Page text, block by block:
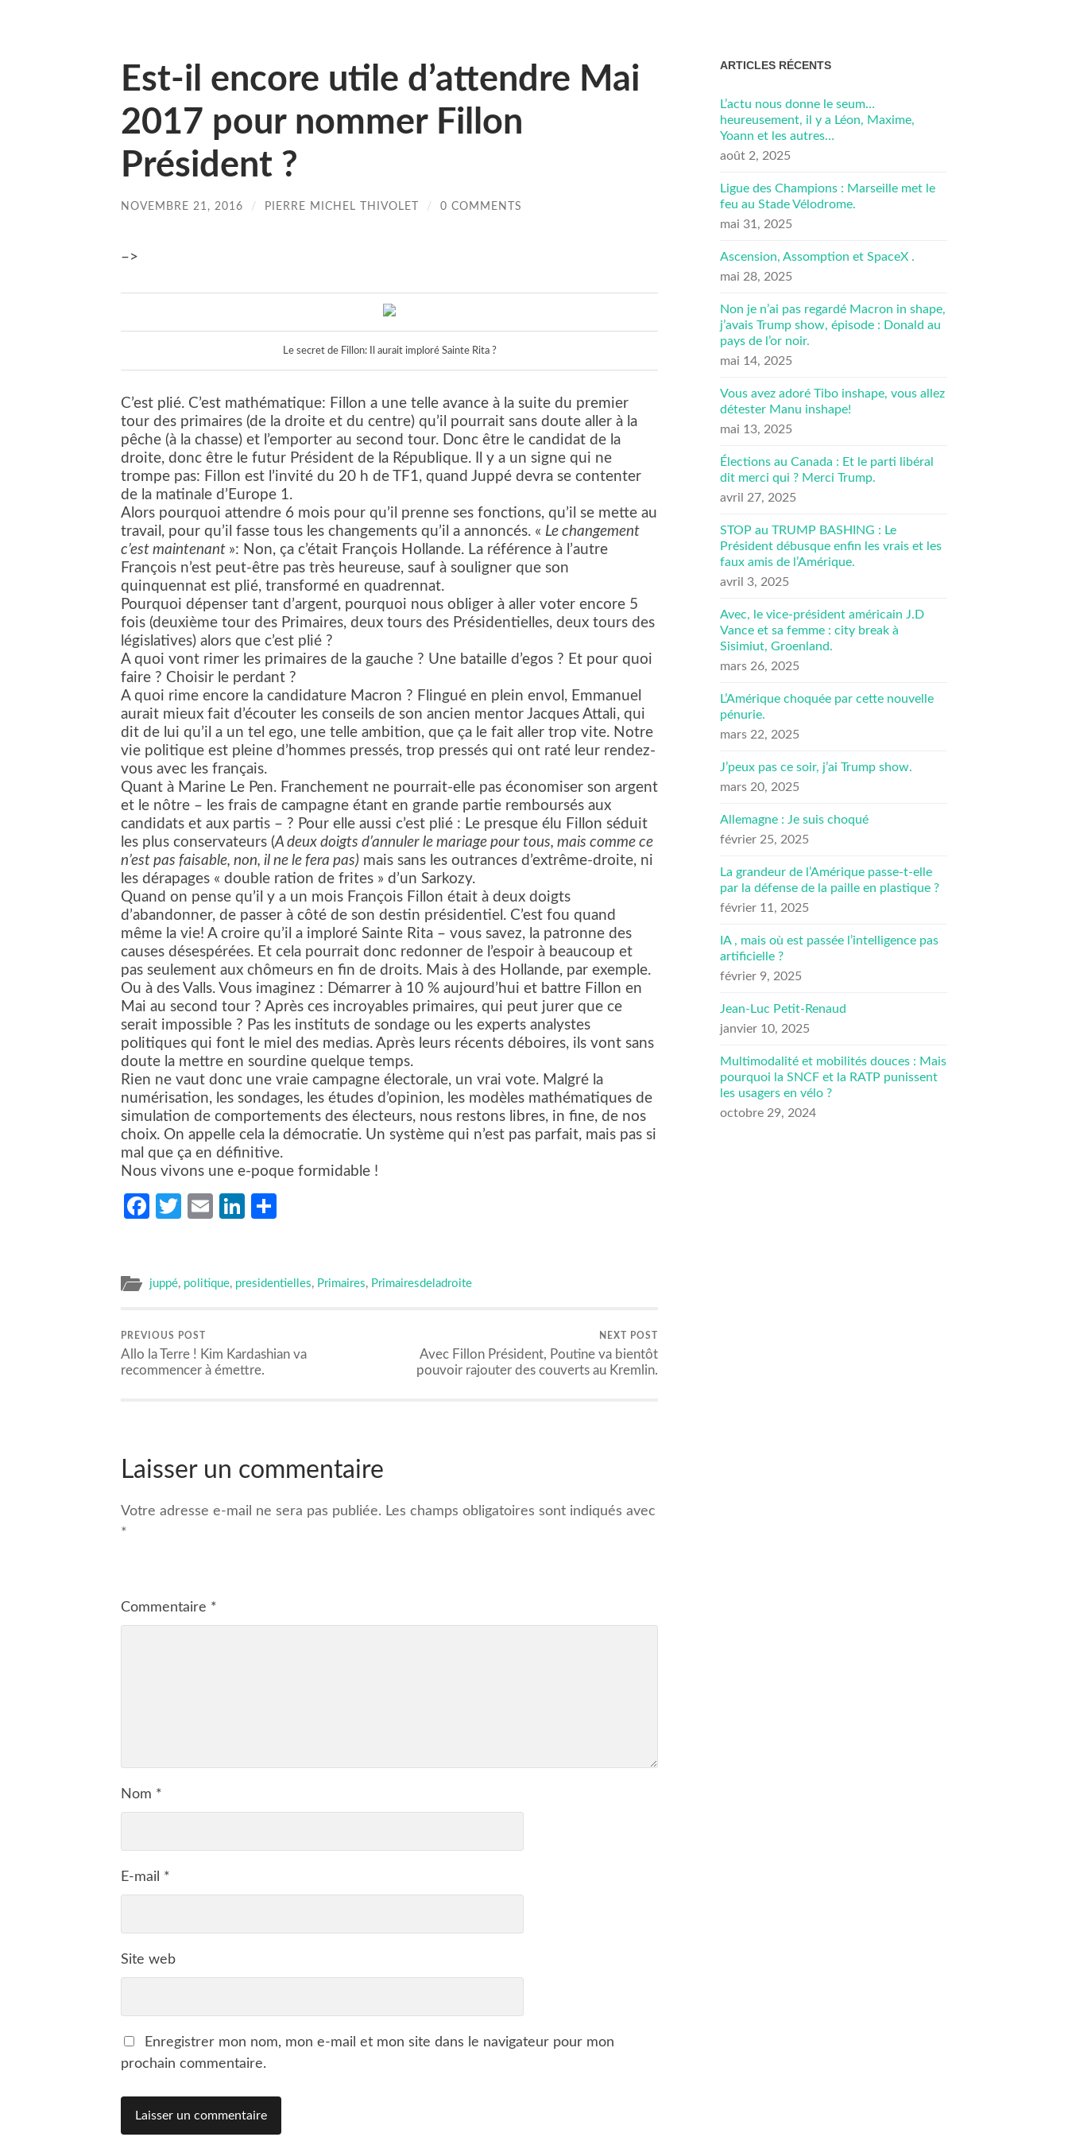
Est-il encore utile d’attendre Mai
2017 pour nommer Fillon
Président ?
NOVEMBRE 21, 2016 / PIERRE MICHEL THIVOLET / 0 COMMENTS
–>
Le secret de Fillon: Il aurait imploré Sainte Rita ?
C’est plié. C’est mathématique: Fillon a une telle avance à la suite du premier
tour des primaires (de la droite et du centre) qu’il pourrait sans doute aller à la
pêche (à la chasse) et l’emporter au second tour. Donc être le candidat de la
droite, donc être le futur Président de la République. Il y a un signe qui ne
trompe pas: Fillon est l’invité du 20 h de TF1, quand Juppé devra se contenter
de la matinale d’Europe 1.
Alors pourquoi attendre 6 mois pour qu’il prenne ses fonctions, qu’il se mette au
travail, pour qu’il fasse tous les changements qu’il a annoncés. « Le changement
c’est maintenant »: Non, ça c’était François Hollande. La référence à l’autre
François n’est peut-être pas très heureuse, sauf à souligner que son
quinquennat est plié, transformé en quadrennat.
Pourquoi dépenser tant d’argent, pourquoi nous obliger à aller voter encore 5
fois (deuxième tour des Primaires, deux tours des Présidentielles, deux tours des
législatives) alors que c’est plié ?
A quoi vont rimer les primaires de la gauche ? Une bataille d’egos ? Et pour quoi
faire ? Choisir le perdant ?
A quoi rime encore la candidature Macron ? Flingué en plein envol, Emmanuel
aurait mieux fait d’écouter les conseils de son ancien mentor Jacques Attali, qui
dit de lui qu’il a un tel ego, une telle ambition, que ça le fait aller trop vite. Notre
vie politique est pleine d’hommes pressés, trop pressés qui ont raté leur rendez-
vous avec les français.
Quant à Marine Le Pen. Franchement ne pourrait-elle pas économiser son argent
et le nôtre – les frais de campagne étant en grande partie remboursés aux
candidats et aux partis – ? Pour elle aussi c’est plié : Le presque élu Fillon séduit
les plus conservateurs (A deux doigts d’annuler le mariage pour tous, mais comme ce
n’est pas faisable, non, il ne le fera pas) mais sans les outrances d’extrême-droite, ni
les dérapages « double ration de frites » d’un Sarkozy.
Quand on pense qu’il y a un mois François Fillon était à deux doigts
d’abandonner, de passer à côté de son destin présidentiel. C’est fou quand
même la vie! A croire qu’il a imploré Sainte Rita – vous savez, la patronne des
causes désespérées. Et cela pourrait donc redonner de l’espoir à beaucoup et
pas seulement aux chômeurs en fin de droits. Mais à des Hollande, par exemple.
Ou à des Valls. Vous imaginez : Démarrer à 10 % aujourd’hui et battre Fillon en
Mai au second tour ? Après ces incroyables primaires, qui peut jurer que ce
serait impossible ? Pas les instituts de sondage ou les experts analystes
politiques qui font le miel des medias. Après leurs récents déboires, ils vont sans
doute la mettre en sourdine quelque temps.
Rien ne vaut donc une vraie campagne électorale, un vrai vote. Malgré la
numérisation, les sondages, les études d’opinion, les modèles mathématiques de
simulation de comportements des électeurs, nous restons libres, in fine, de nos
choix. On appelle cela la démocratie. Un système qui n’est pas parfait, mais pas si
mal que ça en définitive.
Nous vivons une e-poque formidable !
Facebook
Twitter
EmailLinkedIn
juppé, politique, presidentielles, Primaires, Primairesdeladroite
PREVIOUS POST
Allo la Terre ! Kim Kardashian va
recommencer à émettre.
NEXT POST
Avec Fillon Président, Poutine va bientôt
pouvoir rajouter des couverts au Kremlin.
Laisser un commentaire
Votre adresse e-mail ne sera pas publiée. Les champs obligatoires sont indiqués avec
*
Commentaire *
Nom *
E-mail *
Site web
Enregistrer mon nom, mon e-mail et mon site dans le navigateur pour mon
prochain commentaire.
ARTICLES RÉCENTS
L’actu nous donne le seum…
heureusement, il y a Léon, Maxime,
Yoann et les autres…
août 2, 2025
Ligue des Champions : Marseille met le
feu au Stade Vélodrome.
mai 31, 2025
Ascension, Assomption et SpaceX .
mai 28, 2025
Non je n’ai pas regardé Macron in shape,
j’avais Trump show, épisode : Donald au
pays de l’or noir.
mai 14, 2025
Vous avez adoré Tibo inshape, vous allez
détester Manu inshape!
mai 13, 2025
Élections au Canada : Et le parti libéral
dit merci qui ? Merci Trump.
avril 27, 2025
STOP au TRUMP BASHING : Le
Président débusque enfin les vrais et les
faux amis de l’Amérique.
avril 3, 2025
Avec, le vice-président américain J.D
Vance et sa femme : city break à
Sisimiut, Groenland.
mars 26, 2025
L’Amérique choquée par cette nouvelle
pénurie.
mars 22, 2025
J’peux pas ce soir, j’ai Trump show.
mars 20, 2025
Allemagne : Je suis choqué
février 25, 2025
La grandeur de l’Amérique passe-t-elle
par la défense de la paille en plastique ?
février 11, 2025
IA , mais où est passée l’intelligence pas
artificielle ?
février 9, 2025
Jean-Luc Petit-Renaud
janvier 10, 2025
Multimodalité et mobilités douces : Mais
pourquoi la SNCF et la RATP punissent
les usagers en vélo ?
octobre 29, 2024